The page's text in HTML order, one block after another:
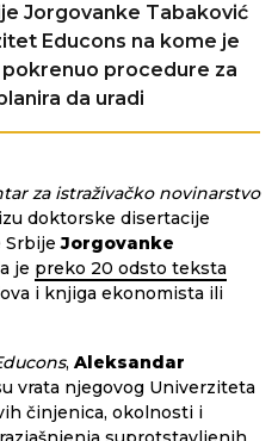
Jorgovanke Tabaković
Educons na kome je
procedure za
da uradi
za istraživačko novinarstvo
doktorske disertacije
SrbijeJorgovanke
je preko 20 odsto teksta
i knjiga ekonomista ili
, Aleksandar
vrata njegovog Univerziteta
činjenica, okolnosti i